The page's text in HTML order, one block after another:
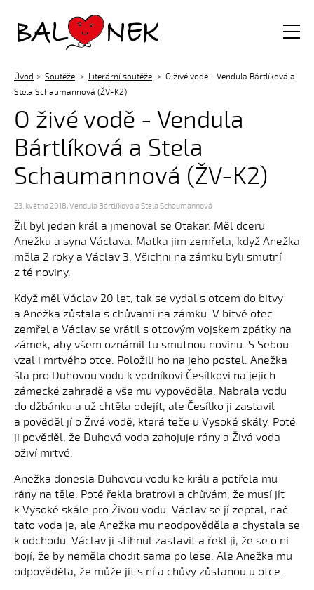
Balónek z.s.
Úvod Soutěže Literární soutěže
O živé vodě - Vendula Bártlíková a
Stela Schaumannová (ŽV-K2)
O živé vodě - Vendula
Bártlíková a Stela
Schaumannová (ŽV-K2)
23. května 2018,Vendula Bártlíková a Stela Schaumannová
Žil byl jeden král a jmenoval se Otakar. Měl dceru
Anežku a syna Václava. Matka jim zemřela, když Anežka
měla 2 roky a Václav 3. Všichni na zámku byli smutní
z té noviny.
Když měl Václav 20 let, tak se vydal s otcem do bitvy
a Anežka zůstala s chůvami na zámku. V bitvě otec
zemřel a Václav se vrátil s otcovým vojskem zpátky na
zámek, aby všem oznámil tu smutnou novinu. S Sebou
vzal i mrtvého otce. Položili ho na jeho postel. Anežka
šla pro Duhovou vodu k vodníkovi Česílkovi na jejich
zámecké zahradě a vše mu vypověděla. Nabrala vodu
do džbánku a už chtěla odejít, ale Česílko ji zastavil
a pověděl jí o Živé vodě, která teče u Vysoké skály. Poté
ji pověděl, že Duhová voda zahojuje rány a Živá voda
oživí mrtvé.
Anežka donesla Duhovou vodu ke králi a potřela mu
rány na těle. Poté řekla bratrovi a chůvám, že musí jít
k Vysoké skále pro Živou vodu. Václav se jí zeptal, nač
tato voda je, ale Anežka mu neodpověděla a chystala se
k odchodu. Václav ji stihnul zastavit a řekl jí, že se o ni
bojí, že by neměla chodit sama po lese. Ale Anežka mu
odpověděla, že může jít s ní a chůvy zůstanou u otce.